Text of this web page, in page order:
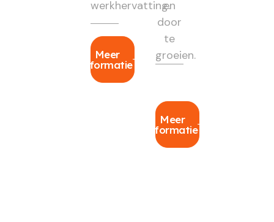
werkhervatting.
Meer
informatie
en
door
te
groeien.
Meer
informatie